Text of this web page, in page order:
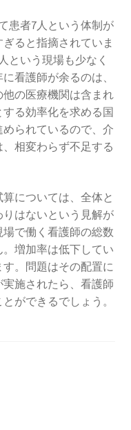
患者7人という体制が
ると指摘されていま
という現場も少なく
看護師が余るのは、
の医療機関は含まれ
る効率化を求める国
られているので、介
相変わらず不足する
については、全体と
はないという見解が
で働く看護師の総数
増加率は低下してい
。問題はその配置に
施されたら、看護師
ができるでしょう。